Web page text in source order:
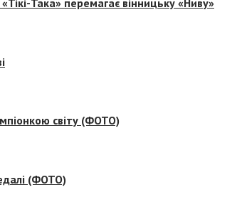
Така» перемагає вінницьку «Ниву»
світу (ФОТО)
(ФОТО)